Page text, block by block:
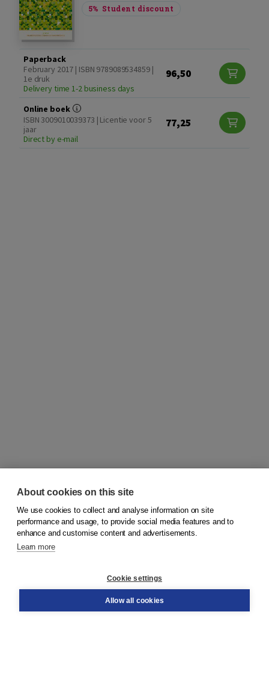
5% Student discount
Paperback
February 2017 | ISBN 9789089534859 |
1e druk
Delivery time 1-2 business days
96,50
Online boek
ISBN 3009010039373 | Licentie voor 5
jaar
Direct by e-mail
77,25
© 2026Koninklijke Boom uitgevers
Order
About cookies on this site
We use cookies to collect and analyse information on site
performance and usage, to provide social media features and to
enhance and customise content and advertisements.
Learn more
Cookie settings
Allow all cookies